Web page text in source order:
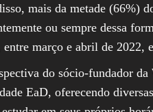
mais da metade (66%)
ou sempre dessa
entre março e abril de 2022,
do sócio-fundador
EaD, oferecendo